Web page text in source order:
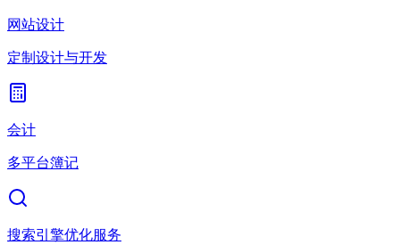
网站设计
定制设计与开发
会计
多平台簿记
搜索引擎优化服务